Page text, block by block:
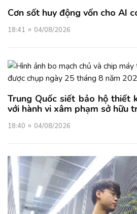
Cơn sốt huy động vốn cho AI
18:41 04/08/2026
Trung Quốc siết bảo hộ thiết
với hành vi xâm phạm sở hữu
18:40 04/08/2026